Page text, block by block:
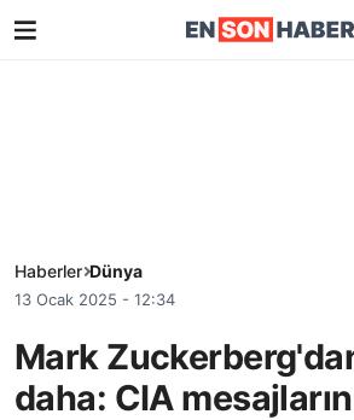
Haberler Dünya
13 Ocak 2025 - 12:34
Mark
daha: CIA